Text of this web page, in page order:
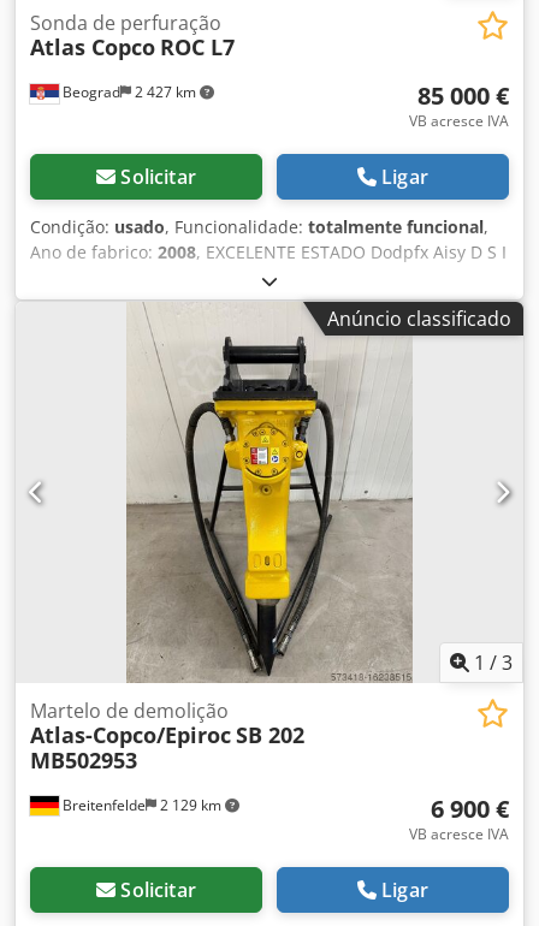
Beograd 2 427 km
Sonda de perfuração
Atlas Copco ROC L7
85 000 €
VB acresce IVA
Solicitar Ligar
Condição: usado, Funcionalidade: totalmente funcional,
Ano de fabrico: 2008, EXCELENTE ESTADO Dodpfx Aisy D S I
Anúncio classificado
1 /3
Breitenfelde 2 129 km
Martelo de demolição
Atlas-Copco/EpirocSB 202
MB502953
6 900 €
VB acresce IVA
Solicitar Ligar